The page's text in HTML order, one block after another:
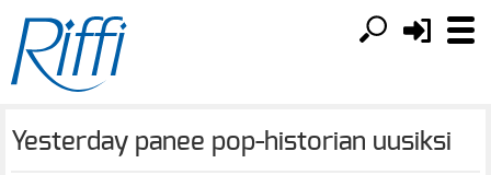
Yesterday panee pop-historian uusiksi